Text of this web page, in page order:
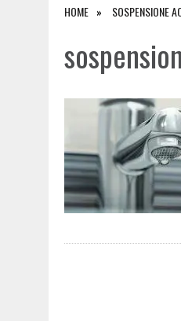
HOME SOSPENSIONE